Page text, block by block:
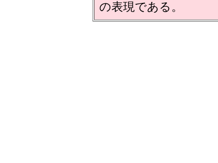
の表現である。